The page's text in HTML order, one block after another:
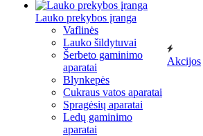
Lauko prekybos įranga
Vaflinės
Lauko šildytuvai
Šerbeto gaminimo
aparatai
Blynkepės
Cukraus vatos aparatai
Spragėsių aparatai
Ledų gaminimo
aparatai
Akcijos